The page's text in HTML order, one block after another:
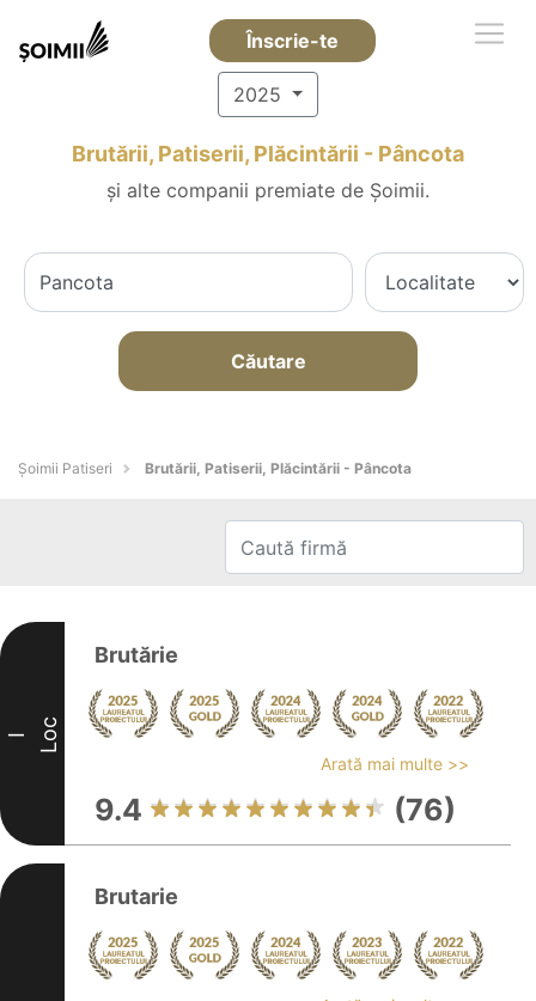
Înscrie-te
2025
Brutării, Patiserii, Plăcintării - Pâncota
și alte companii premiate de Șoimii.
Căutare
Șoimii Patiseri Brutării, Patiserii, Plăcintării - Pâncota
I Loc
Brutărie
Arată mai multe >>
9.4 (76)
Brutarie